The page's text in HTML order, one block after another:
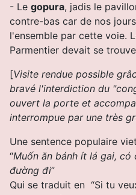
- Le gopura, jadis le
contre-bas car de nos
l'ensemble par cette voie.
Parmentier devait se
[Visite rendue possible
bravé l'interdiction du
ouvert la porte et
interrompue par une très
Une sentence populaire
“Muốn ăn bánh ít lá gai,
đường đi”
Qui se traduit en “Si tu